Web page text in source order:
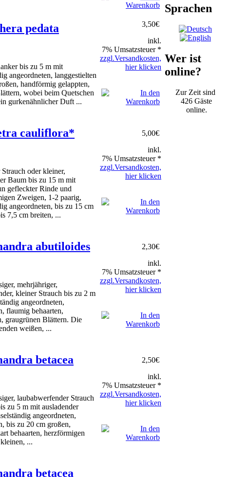
pedata
bis zu 5 m mit
angeordneten, langgestielten
handförmig gelappten,
wobei beim Quetschen
gurkenähnlicher Duft ...
3,50€
inkl.
7% Umsatzsteuer *
zzgl.Versandkosten,
hier klicken
cauliflora*
oder kleiner,
Baum bis zu 15 m mit
gefleckter Rinde und
Zweigen, 1-2 paarig,
angeordneten, bis zu 15 cm
7,5 cm breiten, ...
5,00€
inkl.
7% Umsatzsteuer *
zzgl.Versandkosten,
hier klicken
abutiloides
mehrjähriger,
kleiner Strauch bis zu 2 m
angeordneten,
flaumig behaarten,
graugrünen Blättern. Die
weißen, ...
2,30€
inkl.
7% Umsatzsteuer *
zzgl.Versandkosten,
hier klicken
betacea
laubabwerfender Strauch
zu 5 m mit ausladender
angeordneten,
bis zu 20 cm großen,
behaarten, herzförmigen
...
2,50€
inkl.
7% Umsatzsteuer *
zzgl.Versandkosten,
hier klicken
betacea
Sprachen
Wer ist
online?
Zur Zeit sind
426 Gäste
online.